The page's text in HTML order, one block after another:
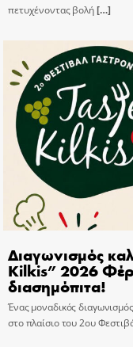
πετυχένοντας βολή[…]
Διαγωνισμός
Kilkis” 2026
διασημόπιτα!
Ένας μοναδικός
στο πλαίσιο του 2ου